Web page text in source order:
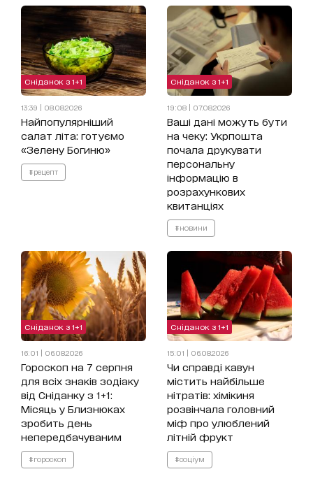
Сніданок з 1+1
13:39 | 08.08.2026
Найпопулярніший
салат літа: готуємо
«Зелену Богиню»
#рецепт
Сніданок з 1+1
19:08 | 07.08.2026
Ваші дані можуть бути
на чеку: Укрпошта
почала друкувати
персональну
інформацію в
розрахункових
квитанціях
#новини
Сніданок з 1+1
16:01 | 06.08.2026
Гороскоп на 7 серпня
для всіх знаків зодіаку
від Сніданку з 1+1:
Місяць у Близнюках
зробить день
непередбачуваним
#гороскоп
Сніданок з 1+1
15:01 | 06.08.2026
Чи справді кавун
містить найбільше
нітратів: хімікиня
розвінчала головний
міф про улюблений
літній фрукт
#соціум